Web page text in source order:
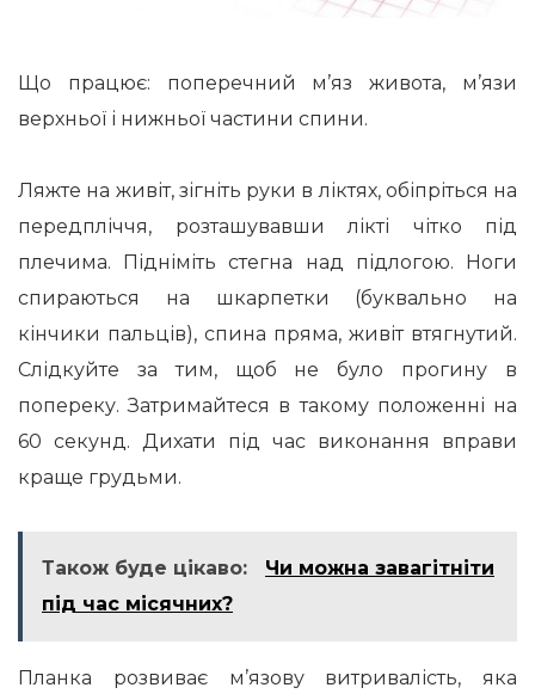
Що працює: поперечний м’яз живота, м’язи
верхньої і нижньої частини спини.
Ляжте на живіт, зігніть руки в ліктях, обіпріться на
передпліччя, розташувавши лікті чітко під
плечима. Підніміть стегна над підлогою. Ноги
спираються на шкарпетки (буквально на
кінчики пальців), спина пряма, живіт втягнутий.
Слідкуйте за тим, щоб не було прогину в
попереку. Затримайтеся в такому положенні на
60 секунд. Дихати під час виконання вправи
краще грудьми.
Також буде цікаво:
Чи можна завагітніти
під час місячних?
Планка розвиває м’язову витривалість, яка